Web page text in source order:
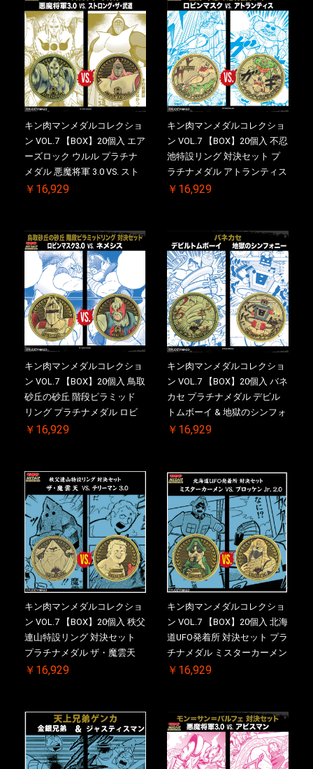
キン肉マンメダルコレクショ
ン VOL.7 【BOX】20個入 エア
ーズロック ウルル プラチナ
メダル 悪魔将軍 3.0 VS. スト
ロング・ザ・武道 初回シリア
売品)付
￥16,929
キン肉マンメダルコレクショ
ン VOL.7 【BOX】20個入 不忍
池特設リング 対決セット プ
ラチナメダル アトランティス
ドライバー VS.ネックカット
特典 】KIN(金)肉メダル(非売
品)付
￥16,929
キン肉マンメダルコレクショ
ン VOL.7 【BOX】20個入 鳥取
砂丘の砂丘 階段ピラミッド
リング プラチナメダル ロビ
ンマスク VS.ネメシス 初回シ
ル(非売品)付
￥16,929
キン肉マンメダルコレクショ
ン VOL.7 【BOX】20個入 バネ
カセ プラチナメダル デビル
トムボーイ & 地獄のシンフォ
ニー 初回シリアルNO.入 ケー
￥16,929
キン肉マンメダルコレクショ
ン VOL.7 【BOX】20個入 秩父
連山特設リング 対決セット
プラチナメダル ザ・魔雲天
VS. テリーマン 3.0 初回シリア
売品)付
￥16,929
キン肉マンメダルコレクショ
ン VOL.7 【BOX】20個入 北海
道UFO発着所 対決セット プラ
チナメダル ミスターカーメン
VS. ブロッケン Jr. 2.0 初回シ
ル(非売品)付
￥16,929